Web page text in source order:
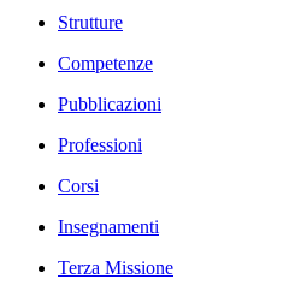
Strutture
Competenze
Pubblicazioni
Professioni
Corsi
Insegnamenti
Terza Missione